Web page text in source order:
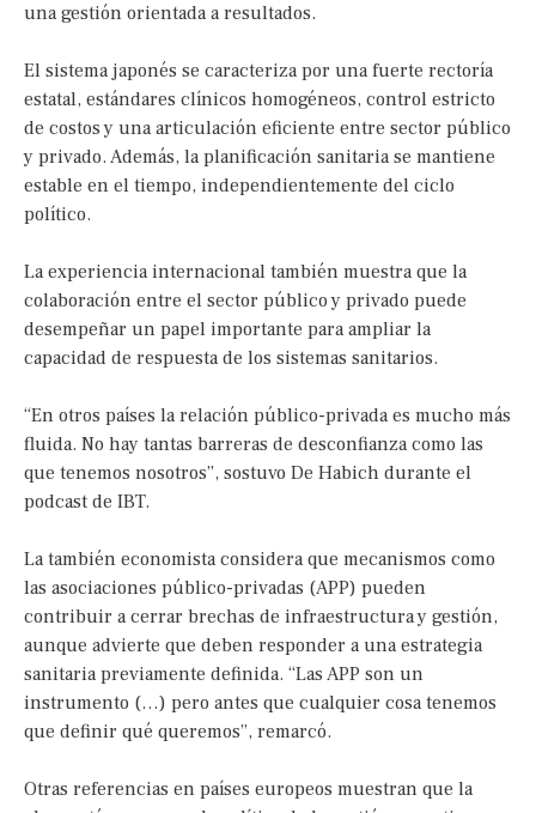
una gestión orientada a resultados.
El sistema japonés se caracteriza por una fuerte rectoría
estatal, estándares clínicos homogéneos, control estricto
de costos y una articulación eficiente entre sector público
y privado. Además, la planificación sanitaria se mantiene
estable en el tiempo, independientemente del ciclo
político.
La experiencia internacional también muestra que la
colaboración entre el sector público y privado puede
desempeñar un papel importante para ampliar la
capacidad de respuesta de los sistemas sanitarios.
“En otros países la relación público-privada es mucho más
fluida. No hay tantas barreras de desconfianza como las
que tenemos nosotros”, sostuvo De Habich durante el
podcast de IBT.
La también economista considera que mecanismos como
las asociaciones público-privadas (APP) pueden
contribuir a cerrar brechas de infraestructura y gestión,
aunque advierte que deben responder a una estrategia
sanitaria previamente definida. “Las APP son un
instrumento (…) pero antes que cualquier cosa tenemos
que definir qué queremos”, remarcó.
Otras referencias en países europeos muestran que la